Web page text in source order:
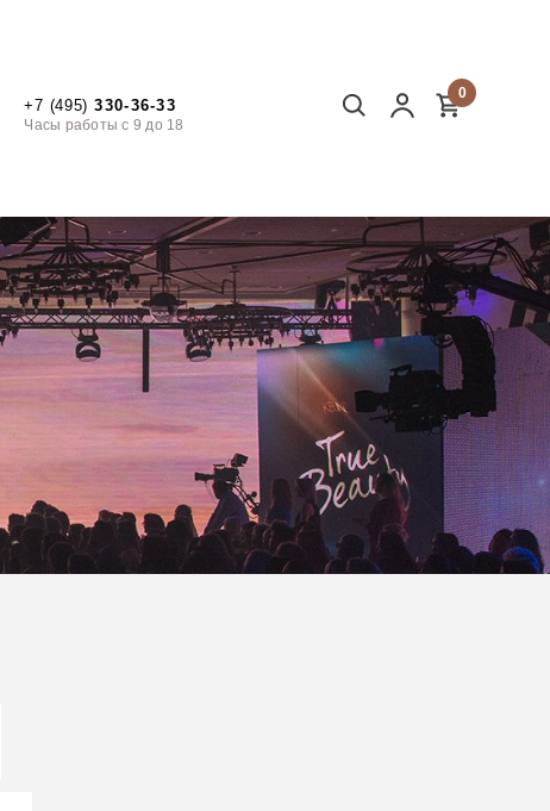
+7 (495) 330-36-33
Часы работы с 9 до 18
0